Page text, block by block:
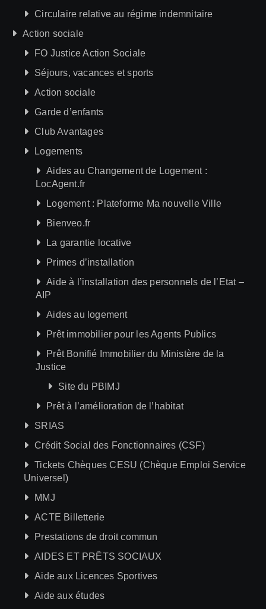
Circulaire relative au régime indemnitaire
Action sociale
FO Justice Action Sociale
Séjours, vacances et sports
Action sociale
Garde d’enfants
Club Avantages
Logements
Aides au Changement de Logement :
LocAgent.fr
Logement : Plateforme Ma nouvelle Ville
Bienveo.fr
La garantie locative
Primes d’installation
Aide à l’installation des personnels de l’Etat –
AIP
Aides au logement
Prêt immobilier pour les Agents Publics
Prêt Bonifié Immobilier du Ministère de la
Justice
Site du PBIMJ
Prêt à l’amélioration de l’habitat
SRIAS
Crédit Social des Fonctionnaires (CSF)
Tickets Chèques CESU (Chèque Emploi Service
Universel)
MMJ
ACTE Billetterie
Prestations de droit commun
AIDES ET PRÊTS SOCIAUX
Aide aux Licences Sportives
Aide aux études